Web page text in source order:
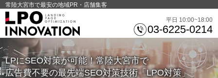
常陸大宮市で最安の地域PR・店舗集客
平日 10:00~18:00
03-6225-0214
LPにSEO対策が可能！常陸大宮市で
広告費不要の最先端SEO対策技術「LPO対策」